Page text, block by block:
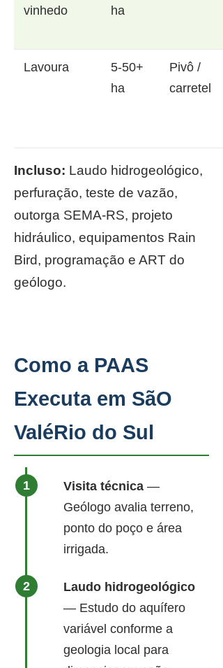
vinhedo ha
Lavoura
5-50+
ha
Pivô /
carretel
Incluso: Laudo hidrogeológico,
perfuração, teste de vazão,
outorga SEMA-RS, projeto
hidráulico, equipamentos Rain
Bird, programação e ART do
geólogo.
Como a PAAS
Executa em SãO
ValéRio do Sul
Visita técnica —
Geólogo avalia terreno,
ponto do poço e área
irrigada.
Laudo hidrogeológico
— Estudo do aquífero
variável conforme a
geologia local para